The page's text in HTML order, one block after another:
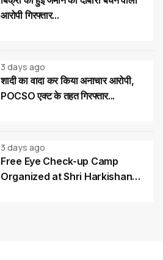
आरोपी गिरफ्तार...
3 days ago
शादी का वादा कर किया अनाचार आरोपी,
POCSO एक्ट के तहत गिरफ्तार...
3 days ago
Free Eye Check-up Camp
Organized at Shri Harkishan